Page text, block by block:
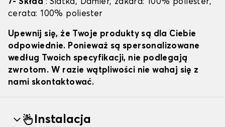
7- Skład : Siatka, Damier, żakard: 100% poliester,
cerata: 100% poliester
Upewnij się, że Twoje produkty są dla Ciebie
odpowiednie. Ponieważ są spersonalizowane
według Twoich specyfikacji, nie podlegają
zwrotom. W razie wątpliwości nie wahaj się z
nami skontaktować.
Instalacja